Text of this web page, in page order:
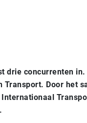
drie concurrenten
Door het